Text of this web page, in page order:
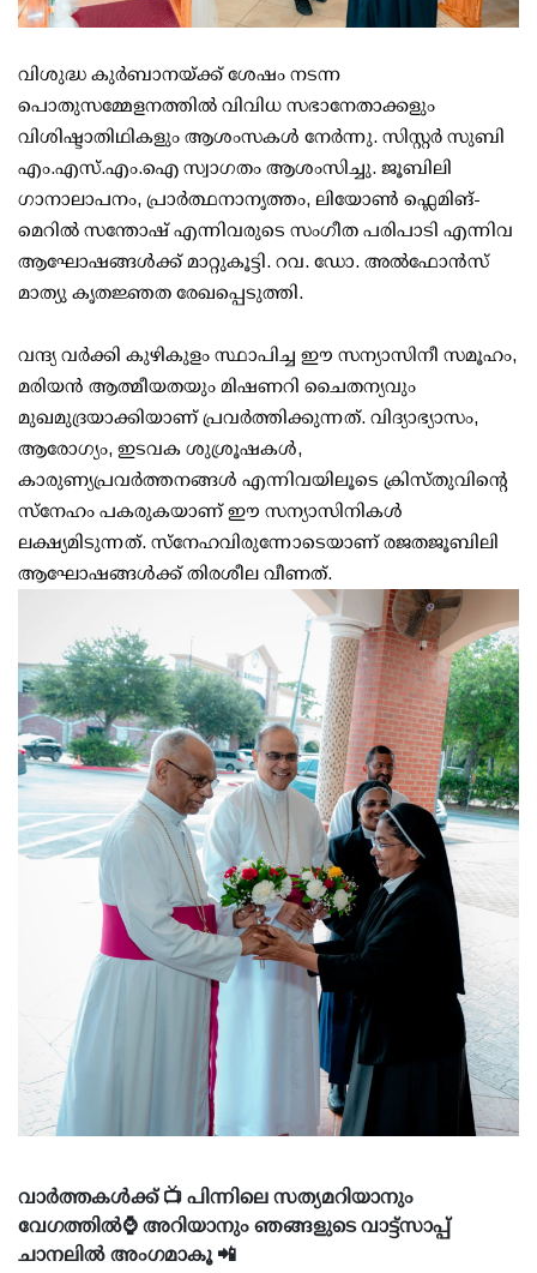
വിശുദ്ധ കുർബാനയ്ക്ക് ശേഷം നടന്ന
പൊതുസമ്മേളനത്തിൽ വിവിധ സഭാനേതാക്കളും
വിശിഷ്ടാതിഥികളും ആശംസകൾ നേർന്നു. സിസ്റ്റർ സുബി
എം.എസ്.എം.ഐ സ്വാഗതം ആശംസിച്ചു. ജൂബിലി
ഗാനാലാപനം, പ്രാർത്ഥനാനൃത്തം, ലിയോൺ ഫ്ലെമിങ്-
മെറിൽ സന്തോഷ് എന്നിവരുടെ സംഗീത പരിപാടി എന്നിവ
ആഘോഷങ്ങൾക്ക് മാറ്റുകൂട്ടി. റവ. ഡോ. അൽഫോൻസ്
മാത്യു കൃതജ്ഞത രേഖപ്പെടുത്തി.
വന്ദ്യ വർക്കി കുഴികുളം സ്ഥാപിച്ച ഈ സന്യാസിനീ സമൂഹം,
മരിയൻ ആത്മീയതയും മിഷണറി ചൈതന്യവും
മുഖമുദ്രയാക്കിയാണ് പ്രവർത്തിക്കുന്നത്. വിദ്യാഭ്യാസം,
ആരോഗ്യം, ഇടവക ശുശ്രൂഷകൾ,
കാരുണ്യപ്രവർത്തനങ്ങൾ എന്നിവയിലൂടെ ക്രിസ്തുവിന്റെ
സ്നേഹം പകരുകയാണ് ഈ സന്യാസിനികൾ
ലക്ഷ്യമിടുന്നത്. സ്‌നേഹവിരുന്നോടെയാണ് രജതജൂബിലി
ആഘോഷങ്ങൾക്ക് തിരശീല വീണത്.
വാർത്തകൾക്ക് 📺 പിന്നിലെ സത്യമറിയാനും
വേഗത്തിൽ⌚ അറിയാനും ഞങ്ങളുടെ വാട്ട്സാപ്പ്
ചാനലിൽ അംഗമാകൂ 📲